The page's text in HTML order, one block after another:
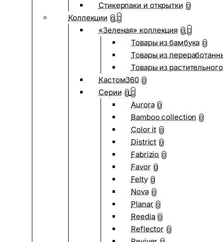
Стикерпаки и открытки 0
Коллекции 0
«Зеленая» коллекция 0
Товары из бамбука 0
Товары из
Товары из
Кастом360 0
Серии 0
Aurora 0
Bamboo collection 0
Color it 0
District 0
Fabrizio 0
Favor 0
Felty 0
Nova 0
Planar 0
Reedia 0
Reflector 0